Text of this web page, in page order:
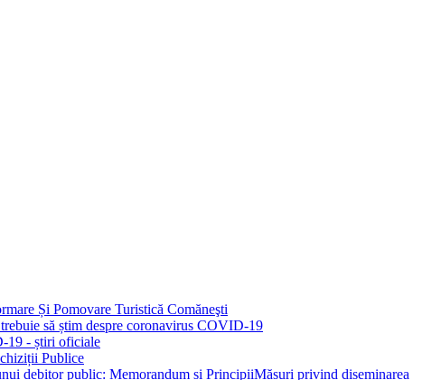
Și Pomovare Turistică Comăneşti
să știm despre coronavirus COVID-19
19 - știri oficiale
Publice
Măsuri privind diseminarea